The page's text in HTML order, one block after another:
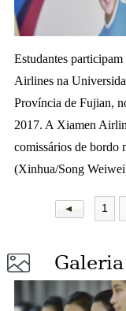
Estudantes
Airlines na
Província de Fujian,
2017. A Xiamen
comissários de bordo
(Xinhua/Song
1